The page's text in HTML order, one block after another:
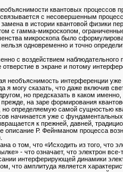
квантовых процессов
с несовершенным
в истории квантовой физики
с гамма-микроскопом,
микроскопа было
одновременно и точно
с воздействием наблюдательного
в экране и потому
необъяснимость интерференции уже
могу сказать, что даже включив
но предсказать в каком
на заре формирования
определяемую самой сущностью
начинается уже с фундаментальных
к прежней, давней,
описание Р. Фейнманом процесса
о том, что «Исходить из того, что
- что означает, что электрон все-
интерферирующей динамики
что амплитуда является